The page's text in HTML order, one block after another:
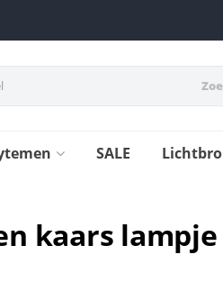
SALE
kaars